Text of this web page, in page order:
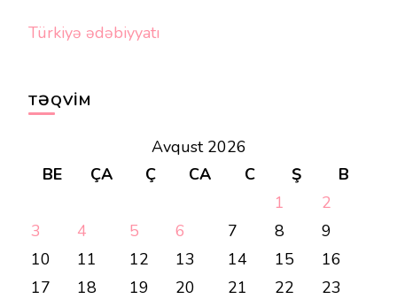
Türkiyə ədəbiyyatı
TƏQVIM
Avqust 2026
BE
ÇA Ç CA C Ş
B
1
2
3
4 5 6 7 8
9
10
11 12 13 14 15
16
17
18 19 20 21 22
23